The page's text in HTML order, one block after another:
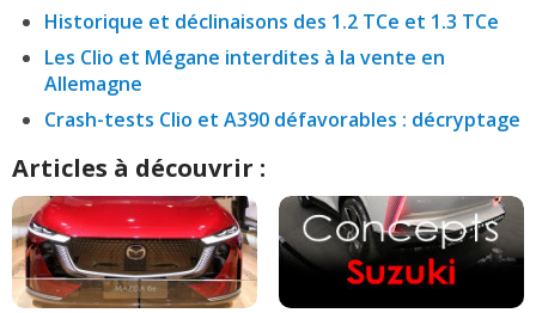
Historique et déclinaisons des 1.2 TCe et 1.3 TCe
Les Clio et Mégane interdites à la vente en
Allemagne
Crash-tests Clio et A390 défavorables : décryptage
Articles à découvrir :